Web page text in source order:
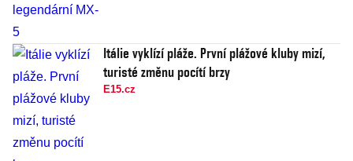
Itálie vyklízí pláže. První plážové kluby mizí,
turisté změnu pocítí brzy
E15.cz